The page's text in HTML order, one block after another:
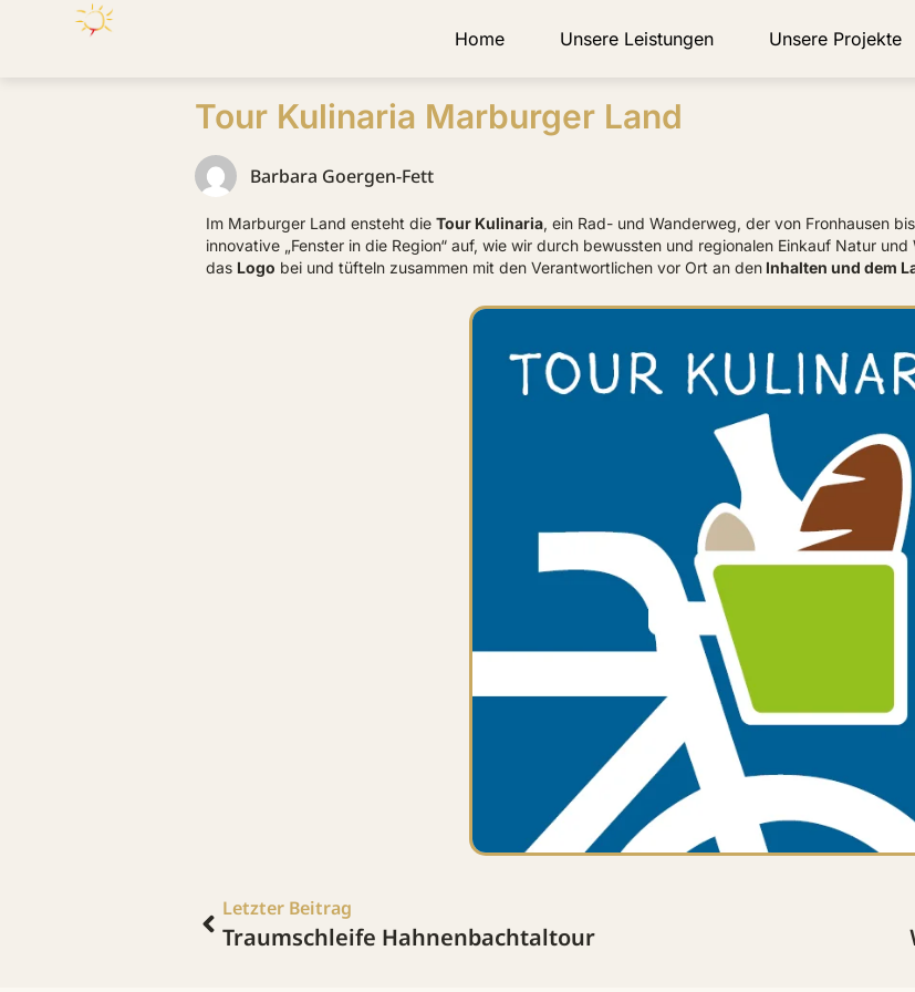
Home Unsere Leistungen Unsere Projekte
Tour Kulinaria Marburger Land
Barbara Goergen-Fett
Im Marburger Land ensteht die Tour Kulinaria, ein Rad- und Wanderweg, der von Fronhausen
innovative „Fenster in die Region“ auf, wie wir durch bewussten und regionalen Einkauf Natur
das Logo bei und tüfteln zusammen mit den Verantwortlichen vor Ort an denInhalten und dem
Letzter Beitrag
Traumschleife Hahnenbachtaltour